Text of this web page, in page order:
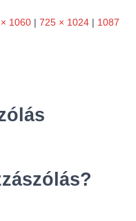
1060 | 725 × 1024 | 1087